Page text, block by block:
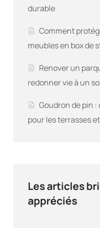
durable
Comment
meubles en box de
Renover un
redonner vie à un
Goudron de pin
pour les terrasses
Les articles
appréciés